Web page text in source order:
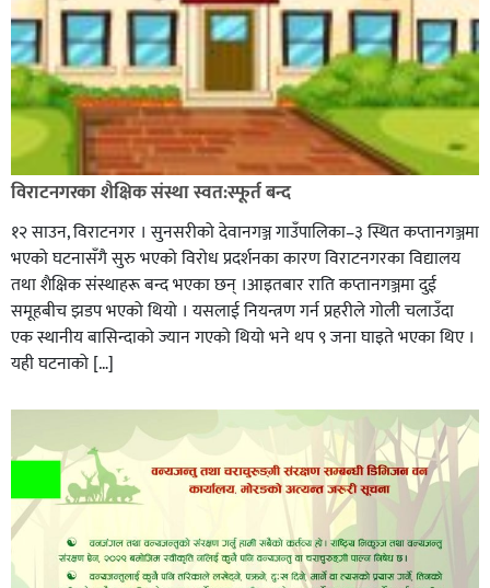
विराटनगरका शैक्षिक संस्था स्वत:स्फूर्त बन्द
१२ साउन, विराटनगर । सुनसरीको देवानगञ्ज गाउँपालिका–३ स्थित कप्तानगञ्जमा
भएको घटनासँगै सुरु भएको विरोध प्रदर्शनका कारण विराटनगरका विद्यालय
तथा शैक्षिक संस्थाहरू बन्द भएका छन् ।आइतबार राति कप्तानगञ्जमा दुई
समूहबीच झडप भएको थियो । यसलाई नियन्त्रण गर्न प्रहरीले गोली चलाउँदा
एक स्थानीय बासिन्दाको ज्यान गएको थियो भने थप ९ जना घाइते भएका थिए ।
यही घटनाको […]